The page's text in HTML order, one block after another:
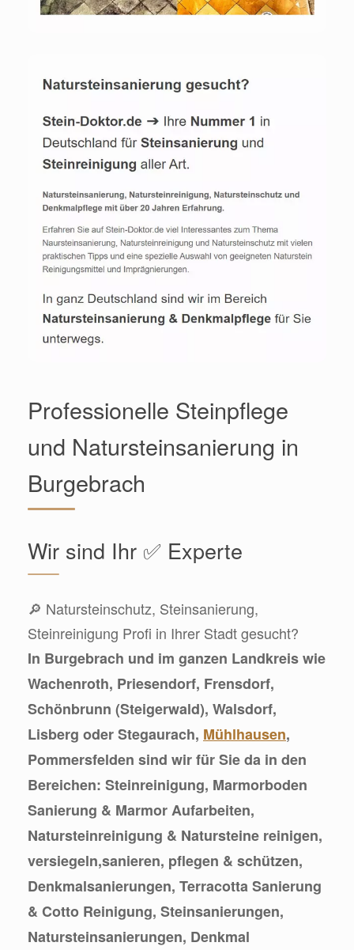
Professionelle Steinpflege
und Natursteinsanierung in
Burgebrach
Wir sind Ihr ✅ Experte
🔎 Natursteinschutz, Steinsanierung,
Steinreinigung Profi in Ihrer Stadt gesucht?
In Burgebrach und im ganzen Landkreis wie
Wachenroth, Priesendorf, Frensdorf,
Schönbrunn (Steigerwald), Walsdorf,
Lisberg oder Stegaurach, Mühlhausen,
Pommersfelden sind wir für Sie da in den
Bereichen: Steinreinigung, Marmorboden
Sanierung & Marmor Aufarbeiten,
Natursteinreinigung & Natursteine reinigen,
versiegeln,sanieren, pflegen & schützen,
Denkmalsanierungen, Terracotta Sanierung
& Cotto Reinigung, Steinsanierungen,
Natursteinsanierungen, Denkmal